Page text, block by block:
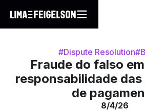
#Dispute Resolution
Fraude do falso
responsabilidade
de
8/4/26